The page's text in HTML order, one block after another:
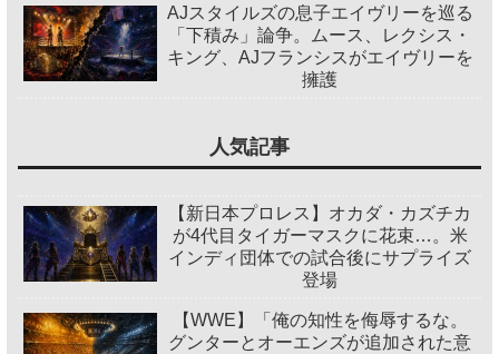
AJスタイルズの息子エイヴリーを巡る
「下積み」論争。ムース、レクシス・
キング、AJフランシスがエイヴリーを
擁護
人気記事
【新日本プロレス】オカダ・カズチカ
が4代目タイガーマスクに花束…。米
インディ団体での試合後にサプライズ
登場
【WWE】「俺の知性を侮辱するな。
グンターとオーエンズが追加された意